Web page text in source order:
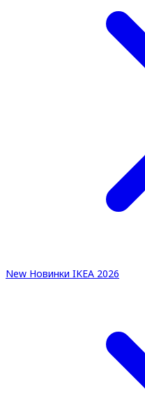
New Новинки IKEA 2026